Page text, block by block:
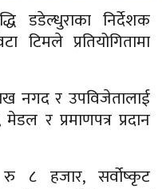
डडेल्धुराका निर्देशक
प्रतियोगितामा
नगद र उपविजेतालाई
र प्रमाणपत्र प्रदान
रु ८ हजार, सर्वोष्कृट